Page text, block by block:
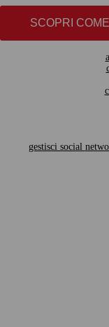
SCOPRI COME
gestisci social